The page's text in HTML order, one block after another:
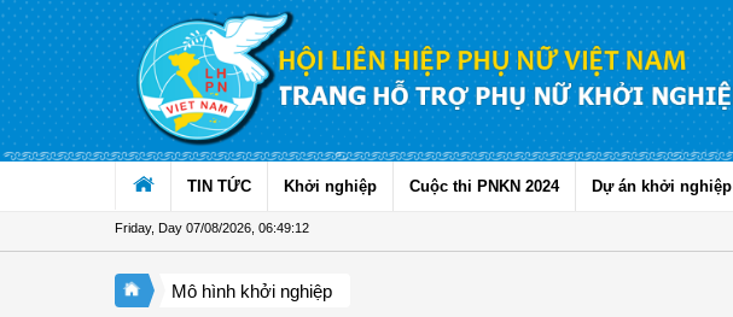
Skip to Content
TIN TỨC Khởi nghiệp Cuộc thi PNKN 2024 Dự án khởi nghiệp
Friday, Day 07/08/2026 06:49:14
Mô hình khởi nghiệp